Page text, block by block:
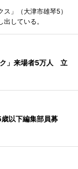
」（大津市雄琴5）
している。
ク」来場者5万人 立
以下編集部員募